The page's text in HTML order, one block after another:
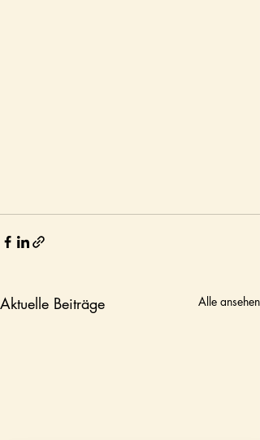
Aktuelle Beiträge Alle ansehen